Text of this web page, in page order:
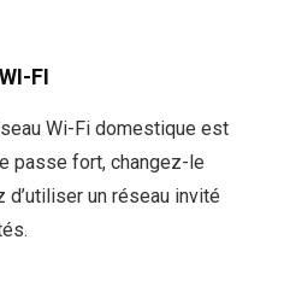
FI
Wi-Fi domestique est
passe fort, changez-le
un réseau invité